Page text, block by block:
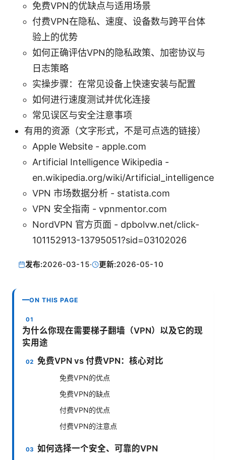
免费VPN的优缺点与适用场景
付费VPN在隐私、速度、设备数与跨平台体
验上的优势
如何正确评估VPN的隐私政策、加密协议与
日志策略
实操步骤：在常见设备上快速安装与配置
如何进行速度测试并优化连接
常见误区与安全注意事项
有用的资源（文字形式，不是可点选的链接）
Apple Website - apple.com
Artificial Intelligence Wikipedia -
en.wikipedia.org/wiki/Artificial_intelligence
VPN 市场数据分析 - statista.com
VPN 安全指南 - vpnmentor.com
NordVPN 官方页面 - dpbolvw.net/click-
101152913-13795051?sid=03102026
发布:2026-03-15· 更新:2026-05-10
ON THIS PAGE
为什么你现在需要梯子翻墙（VPN）以及它的现
实用途
免费VPN vs 付费VPN：核心对比
免费VPN的优点
免费VPN的缺点
付费VPN的优点
付费VPN的注意点
如何选择一个安全、可靠的VPN